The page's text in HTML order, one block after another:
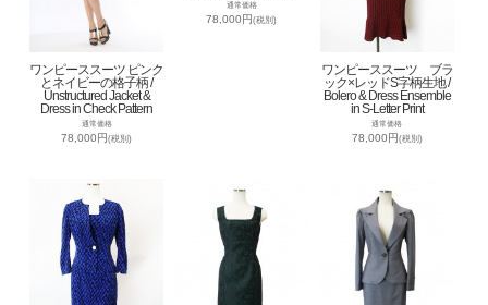
ワンピーススーツ ピンク
とネイビーの格子柄 /
Unstructured Jacket &
Dress in Check Pattern
通常価格
78,000円(税別)
通常価格
78,000円(税別)
ワンピーススーツ ブラ
ック×レッドS字柄生地 /
Bolero & Dress Ensemble
in S-Letter Print
通常価格
78,000円(税別)